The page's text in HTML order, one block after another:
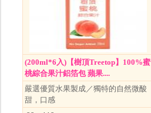
(200ml*6入)【樹頂Treetop】100%蜜
桃綜合果汁鋁箔包 蘋果....
嚴選優質水果製成／獨特的自然微酸
甜，口感